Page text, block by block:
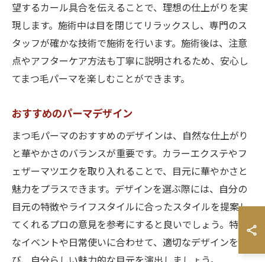
望するカール具合を伝えることで、理想の仕上がりを実
現します。施術中は目を閉じてリラックスし、専門のス
タッフが確かな技術で施術を行います。施術後は、注意
点やアフターケア方法も丁寧に説明されるため、安心し
てまつ毛パーマを楽しむことができます。
おすすめのパーマデザイン
まつ毛パーマのおすすめのデザインは、自然な仕上がり
と華やかさのバランスが重要です。カラーエクステやフ
ェザーマツエクを取り入れることで、目元に華やかさと
魅力をプラスできます。デザインを選ぶ際には、自分の
目元の特徴やライフスタイルに合ったスタイルを提案し
てくれるプロの意見を参考にすると良いでしょう。特別
なイベントや日常使いに合わせて、適切なデザインを選